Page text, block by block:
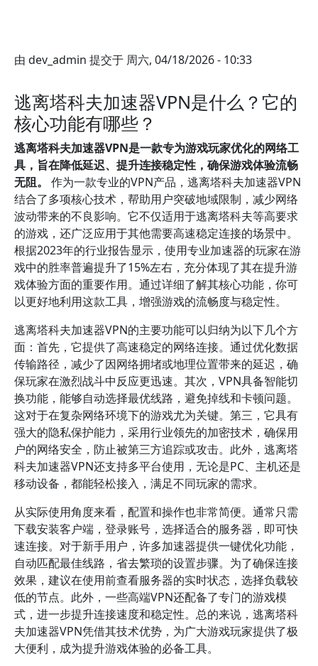
由 dev_admin 提交于 周六, 04/18/2026 - 10:33
逃离塔科夫加速器VPN是什么？它的
核心功能有哪些？
逃离塔科夫加速器VPN是一款专为游戏玩家优化的网络工
具，旨在降低延迟、提升连接稳定性，确保游戏体验流畅
无阻。
作为一款专业的VPN产品，逃离塔科夫加速器VPN
结合了多项核心技术，帮助用户突破地域限制，减少网络
波动带来的不良影响。它不仅适用于逃离塔科夫等高要求
的游戏，还广泛应用于其他需要高速稳定连接的场景中。
根据2023年的行业报告显示，使用专业加速器的玩家在游
戏中的胜率普遍提升了15%左右，充分体现了其在提升游
戏体验方面的重要作用。通过详细了解其核心功能，你可
以更好地利用这款工具，增强游戏的流畅度与稳定性。
逃离塔科夫加速器VPN的主要功能可以归纳为以下几个方
面：首先，它提供了高速稳定的网络连接。通过优化数据
传输路径，减少了因网络拥堵或地理位置带来的延迟，确
保玩家在激烈战斗中反应更迅速。其次，VPN具备智能切
换功能，能够自动选择最优线路，避免掉线和卡顿问题。
这对于在复杂网络环境下的游戏尤为关键。第三，它具有
强大的隐私保护能力，采用行业领先的加密技术，确保用
户的网络安全，防止被第三方追踪或攻击。此外，逃离塔
科夫加速器VPN还支持多平台使用，无论是PC、主机还是
移动设备，都能轻松接入，满足不同玩家的需求。
从实际使用角度来看，配置和操作也非常简便。通常只需
下载安装客户端，登录账号，选择适合的服务器，即可快
速连接。对于新手用户，许多加速器提供一键优化功能，
自动匹配最佳线路，省去繁琐的设置步骤。为了确保连接
效果，建议在使用前查看服务器的实时状态，选择负载较
低的节点。此外，一些高端VPN还配备了专门的游戏模
式，进一步提升连接速度和稳定性。总的来说，逃离塔科
夫加速器VPN凭借其技术优势，为广大游戏玩家提供了极
大便利，成为提升游戏体验的必备工具。